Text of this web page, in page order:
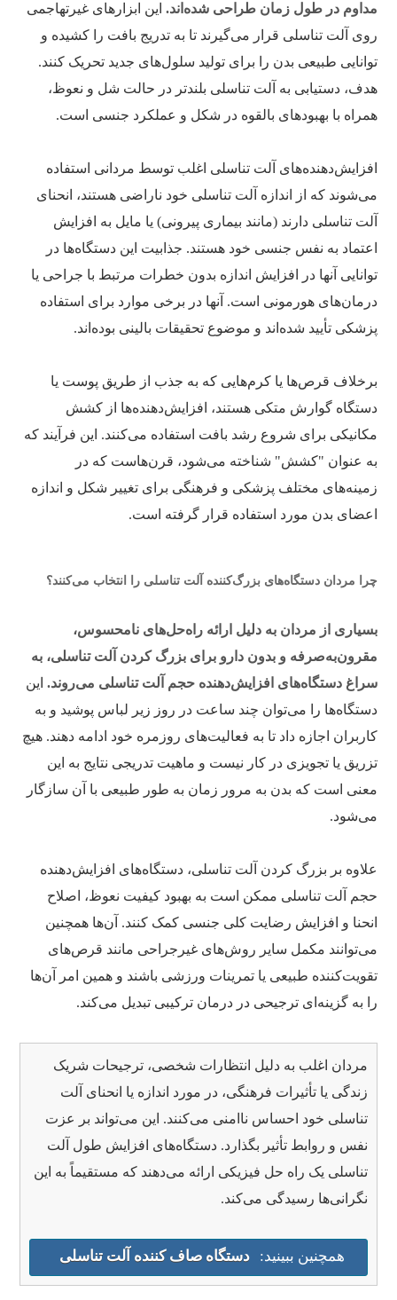
مداوم در طول زمان طراحی شده‌اند. این ابزارهای غیرتهاجمی
روی آلت تناسلی قرار می‌گیرند تا به تدریج بافت را کشیده و
توانایی طبیعی بدن را برای تولید سلول‌های جدید تحریک کنند.
هدف، دستیابی به آلت تناسلی بلندتر در حالت شل و نعوظ،
همراه با بهبودهای بالقوه در شکل و عملکرد جنسی است.
افزایش‌دهنده‌های آلت تناسلی اغلب توسط مردانی استفاده
می‌شوند که از اندازه آلت تناسلی خود ناراضی هستند، انحنای
آلت تناسلی دارند (مانند بیماری پیرونی) یا مایل به افزایش
اعتماد به نفس جنسی خود هستند. جذابیت این دستگاه‌ها در
توانایی آنها در افزایش اندازه بدون خطرات مرتبط با جراحی یا
درمان‌های هورمونی است. آنها در برخی موارد برای استفاده
پزشکی تأیید شده‌اند و موضوع تحقیقات بالینی بوده‌اند.
برخلاف قرص‌ها یا کرم‌هایی که به جذب از طریق پوست یا
دستگاه گوارش متکی هستند، افزایش‌دهنده‌ها از کشش
مکانیکی برای شروع رشد بافت استفاده می‌کنند. این فرآیند که
به عنوان "کشش" شناخته می‌شود، قرن‌هاست که در
زمینه‌های مختلف پزشکی و فرهنگی برای تغییر شکل و اندازه
اعضای بدن مورد استفاده قرار گرفته است.
چرا مردان دستگاه‌های بزرگ‌کننده آلت تناسلی را انتخاب می‌کنند؟
بسیاری از مردان به دلیل ارائه راه‌حل‌های نامحسوس،
مقرون‌به‌صرفه و بدون دارو برای بزرگ کردن آلت تناسلی، به
سراغ دستگاه‌های افزایش‌دهنده حجم آلت تناسلی می‌روند. این
دستگاه‌ها را می‌توان چند ساعت در روز زیر لباس پوشید و به
کاربران اجازه داد تا به فعالیت‌های روزمره خود ادامه دهند. هیچ
تزریق یا تجویزی در کار نیست و ماهیت تدریجی نتایج به این
معنی است که بدن به مرور زمان به طور طبیعی با آن سازگار
می‌شود.
علاوه بر بزرگ کردن آلت تناسلی، دستگاه‌های افزایش‌دهنده
حجم آلت تناسلی ممکن است به بهبود کیفیت نعوظ، اصلاح
انحنا و افزایش رضایت کلی جنسی کمک کنند. آن‌ها همچنین
می‌توانند مکمل سایر روش‌های غیرجراحی مانند قرص‌های
تقویت‌کننده طبیعی یا تمرینات ورزشی باشند و همین امر آن‌ها
را به گزینه‌ای ترجیحی در درمان ترکیبی تبدیل می‌کند.
مردان اغلب به دلیل انتظارات شخصی، ترجیحات شریک
زندگی یا تأثیرات فرهنگی، در مورد اندازه یا انحنای آلت
تناسلی خود احساس ناامنی می‌کنند. این می‌تواند بر عزت
نفس و روابط تأثیر بگذارد. دستگاه‌های افزایش طول آلت
تناسلی یک راه حل فیزیکی ارائه می‌دهند که مستقیماً به این
نگرانی‌ها رسیدگی می‌کند.
همچنین ببینید: دستگاه صاف کننده آلت تناسلی